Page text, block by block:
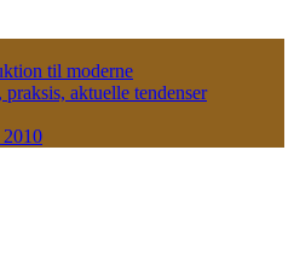
til moderne
aktuelle tendenser
2010